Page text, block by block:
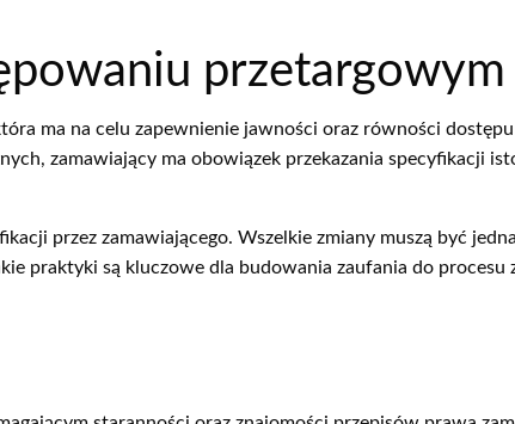
przetargowym
ma na celu zapewnienie jawności oraz równości
zamawiający ma obowiązek przekazania specyfikacji
przez zamawiającego. Wszelkie zmiany muszą być
praktyki są kluczowe dla budowania zaufania do procesu